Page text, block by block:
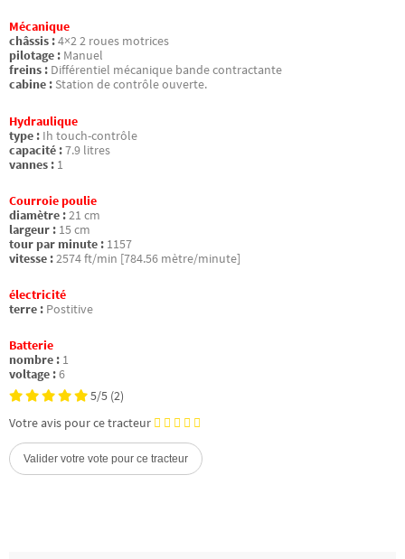
Mécanique
châssis :4×2 2 roues motrices
pilotage : Manuel
freins : Différentiel mécanique bande contractante
cabine : Station de contrôle ouverte.
Hydraulique
type : Ih touch-contrôle
capacité :7.9 litres
vannes : 1
Courroie poulie
diamètre :21 cm
largeur : 15 cm
tour par minute : 1157
vitesse :2574 ft/min [784.56 mètre/minute]
électricité
terre : Postitive
Batterie
nombre : 1
voltage :6
5/5 (2)
Votre avis pour ce tracteur